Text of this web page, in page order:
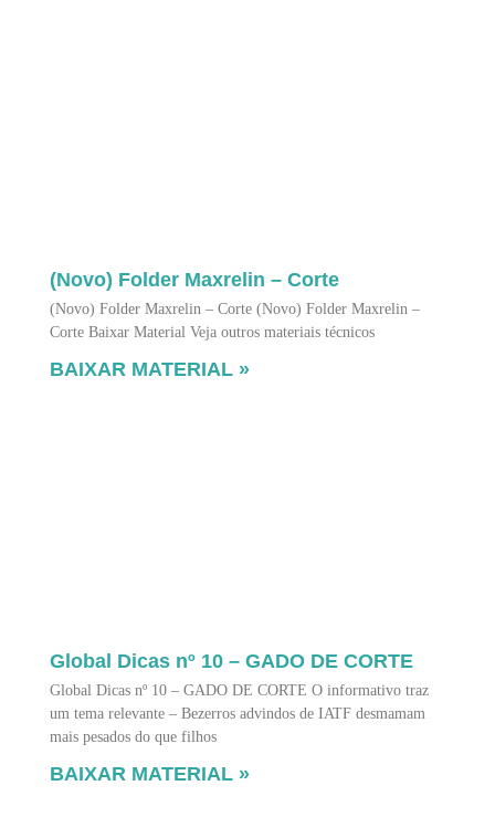
(Novo) Folder Maxrelin – Corte
(Novo) Folder Maxrelin – Corte (Novo) Folder Maxrelin –
Corte Baixar Material Veja outros materiais técnicos
BAIXAR MATERIAL »
Global Dicas nº 10 – GADO DE CORTE
Global Dicas nº 10 – GADO DE CORTE O informativo traz
um tema relevante – Bezerros advindos de IATF desmamam
mais pesados do que filhos
BAIXAR MATERIAL »